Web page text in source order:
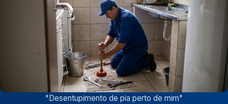
"Desentupimento de pia perto de mim"